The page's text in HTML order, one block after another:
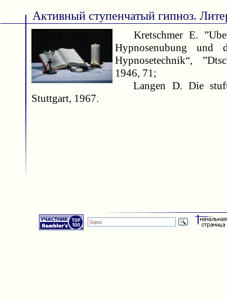
Активный ступенчатый гипноз.
Kretschmer E.
Hypnosenubung und
Hypnosetechnik“,
1946, 71;
Langen D. Die
Stuttgart, 1967.